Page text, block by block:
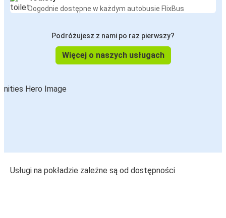
Dogodnie dostępne w każdym autobusie FlixBus
Podróżujesz z nami po raz pierwszy?
Więcej o naszych usługach
Usługi na pokładzie zależne są od dostępności